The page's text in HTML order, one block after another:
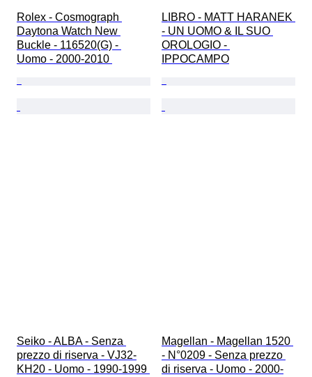
Rolex - Cosmograph
Daytona Watch New
Buckle - 116520(G) -
Uomo - 2000-2010
LIBRO - MATT HARANEK
- UN UOMO & IL SUO
OROLOGIO -
IPPOCAMPO
Seiko - ALBA - Senza
prezzo di riserva - VJ32-
KH20 - Uomo - 1990-1999
Magellan - Magellan 1520
- N°0209 - Senza prezzo
di riserva - Uomo - 2000-